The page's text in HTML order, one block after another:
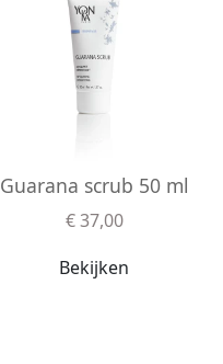
Guarana scrub 50 ml
€ 37,00
Bekijken